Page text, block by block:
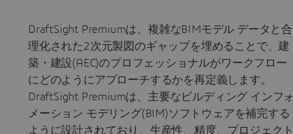
DraftSight Premiumは、複雑なBIMモデル データと合
理化された2次元製図のギャップを埋めることで、建
築・建設(AEC)のプロフェッショナルがワークフロー
にどのようにアプローチするかを再定義します。
DraftSight Premiumは、主要なビルディング インフォ
メーション モデリング(BIM)ソフトウェアを補完する
ように設計されており、生産性、精度、プロジェクト